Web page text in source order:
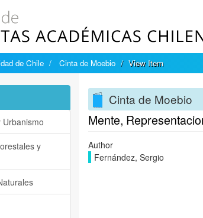
de Chile Cinta de Moebio View Item
Cinta de Moebio
Mente,
Author
Fernández, Sergio
y